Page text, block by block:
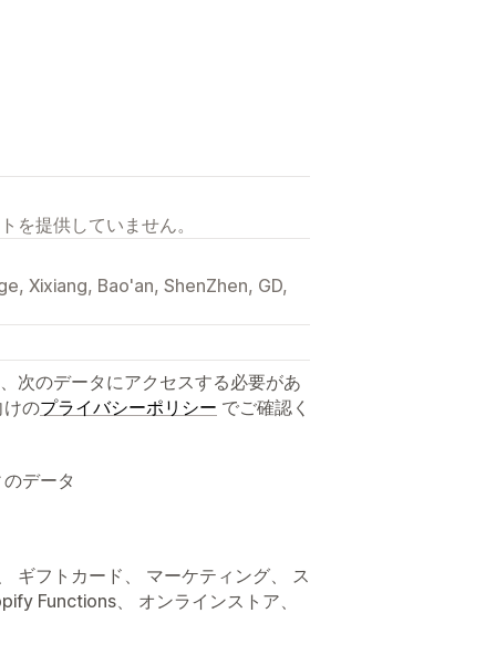
を提供していません。
Xixiang, Bao'an, ShenZhen, GD,
次のデータにアクセスする必要があ
けのプライバシーポリシー でご確認く
データ
ギフトカード、 マーケティング、 ス
Functions、 オンラインストア、